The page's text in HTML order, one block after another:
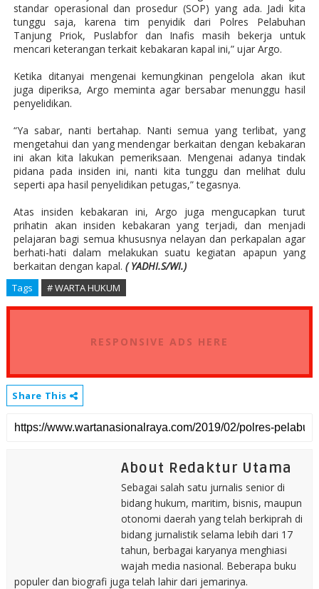
standar operasional dan prosedur (SOP) yang ada. Jadi kita
tunggu saja, karena tim penyidik dari Polres Pelabuhan
Tanjung Priok, Puslabfor dan Inafis masih bekerja untuk
mencari keterangan terkait kebakaran kapal ini,” ujar Argo.
Ketika ditanyai mengenai kemungkinan pengelola akan ikut
juga diperiksa, Argo meminta agar bersabar menunggu hasil
penyelidikan.
“Ya sabar, nanti bertahap. Nanti semua yang terlibat, yang
mengetahui dan yang mendengar berkaitan dengan kebakaran
ini akan kita lakukan pemeriksaan. Mengenai adanya tindak
pidana pada insiden ini, nanti kita tunggu dan melihat dulu
seperti apa hasil penyelidikan petugas,” tegasnya.
Atas insiden kebakaran ini, Argo juga mengucapkan turut
prihatin akan insiden kebakaran yang terjadi, dan menjadi
pelajaran bagi semua khususnya nelayan dan perkapalan agar
berhati-hati dalam melakukan suatu kegiatan apapun yang
berkaitan dengan kapal. ( YADHI.S/WI.)
Tags # WARTA HUKUM
RESPONSIVE ADS HERE
Share This
About Redaktur Utama
Sebagai salah satu jurnalis senior di
bidang hukum, maritim, bisnis, maupun
otonomi daerah yang telah berkiprah di
bidang jurnalistik selama lebih dari 17
tahun, berbagai karyanya menghiasi
wajah media nasional. Beberapa buku
populer dan biografi juga telah lahir dari jemarinya.